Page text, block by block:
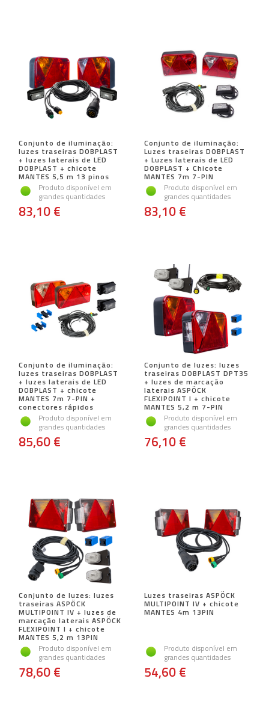
Conjunto de iluminação:
luzes traseiras DOBPLAST
+ luzes laterais de LED
DOBPLAST + chicote
MANTES 5,5 m 13 pinos
Produto disponível em
grandes quantidades
83,10 €
Conjunto de iluminação:
Luzes traseiras DOBPLAST
+ Luzes laterais de LED
DOBPLAST + Chicote
MANTES 7m 7-PIN
Produto disponível em
grandes quantidades
83,10 €
Conjunto de iluminação:
luzes traseiras DOBPLAST
+ luzes laterais de LED
DOBPLAST + chicote
MANTES 7m 7-PIN +
conectores rápidos
Produto disponível em
grandes quantidades
85,60 €
Conjunto de luzes: luzes
traseiras DOBPLAST DPT35
+ luzes de marcação
laterais ASPÖCK
FLEXIPOINT I + chicote
MANTES 5,2 m 7-PIN
Produto disponível em
grandes quantidades
76,10 €
Conjunto de luzes: luzes
traseiras ASPÖCK
MULTIPOINT IV + luzes de
marcação laterais ASPÖCK
FLEXIPOINT I + chicote
MANTES 5,2 m 13PIN
Produto disponível em
grandes quantidades
78,60 €
Luzes traseiras ASPÖCK
MULTIPOINT IV + chicote
MANTES 4m 13PIN
Produto disponível em
grandes quantidades
54,60 €